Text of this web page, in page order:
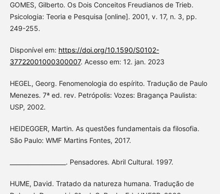
GOMES, Gilberto. Os Dois Conceitos Freudianos de Trieb.
Psicologia: Teoria e Pesquisa [online]. 2001, v. 17, n. 3, pp.
249-255.
Disponível em: https://doi.org/10.1590/S0102-
37722001000300007. Acesso em: 12. jan. 2023
HEGEL, Georg. Fenomenologia do espírito. Tradução de Paulo
Menezes. 7ª ed. rev. Petrópolis: Vozes: Bragança Paulista:
USP, 2002.
HEIDEGGER, Martin. As questões fundamentais da filosofia.
São Paulo: WMF Martins Fontes, 2017.
___________________. Pensadores. Abril Cultural. 1997.
HUME, David. Tratado da natureza humana. Tradução de